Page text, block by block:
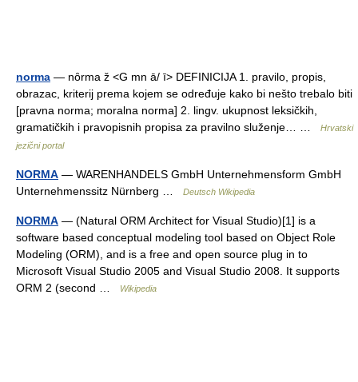
norma — nȏrma ž <G mn ā/ ī> DEFINICIJA 1. pravilo, propis,
obrazac, kriterij prema kojem se određuje kako bi nešto trebalo biti
[pravna norma; moralna norma] 2. lingv. ukupnost leksičkih,
gramatičkih i pravopisnih propisa za pravilno služenje… …
Hrvatski
jezični portal
NORMA — WARENHANDELS GmbH Unternehmensform GmbH
Unternehmenssitz Nürnberg …
Deutsch Wikipedia
NORMA — (Natural ORM Architect for Visual Studio)[1] is a
software based conceptual modeling tool based on Object Role
Modeling (ORM), and is a free and open source plug in to
Microsoft Visual Studio 2005 and Visual Studio 2008. It supports
ORM 2 (second …
Wikipedia